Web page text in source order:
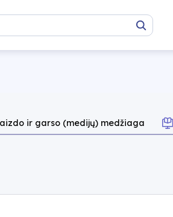
Paieška
ir garso (medijų) medžiaga